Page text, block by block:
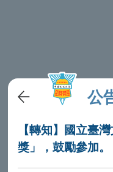
公
【轉知】國立臺
獎」，鼓勵參加。